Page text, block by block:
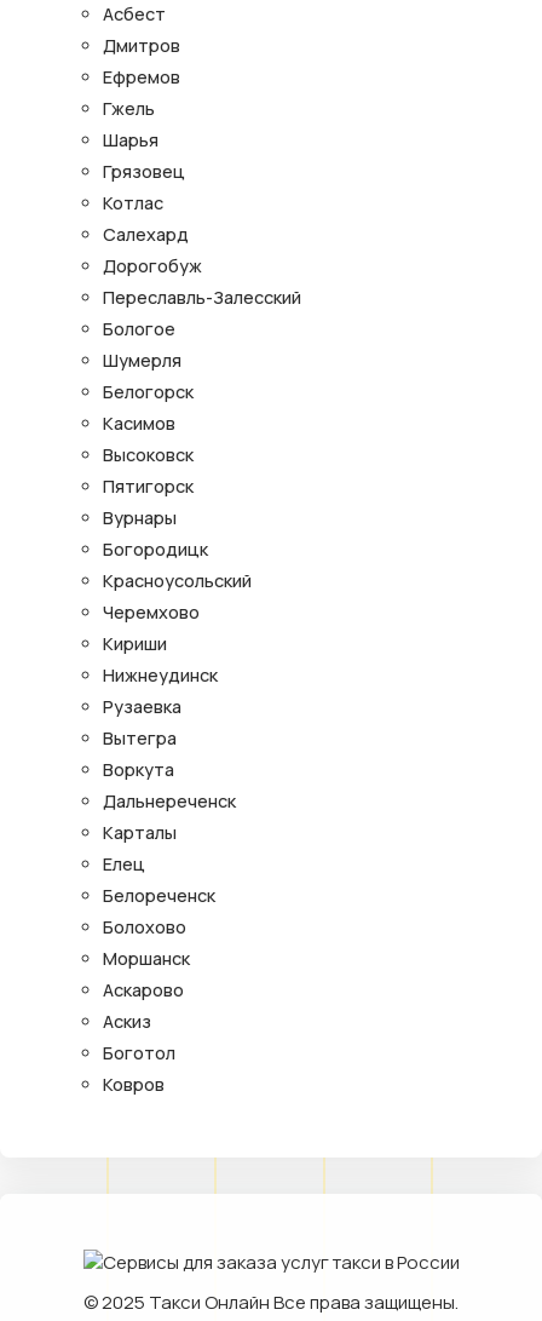
Асбест
Дмитров
Ефремов
Гжель
Шарья
Грязовец
Котлас
Салехард
Дорогобуж
Переславль-Залесский
Бологое
Шумерля
Белогорск
Касимов
Высоковск
Пятигорск
Вурнары
Богородицк
Красноусольский
Черемхово
Кириши
Нижнеудинск
Рузаевка
Вытегра
Воркута
Дальнереченск
Карталы
Елец
Белореченск
Болохово
Моршанск
Аскарово
Аскиз
Боготол
Ковров
© 2025 Такси ОнлайнВсе права защищены.